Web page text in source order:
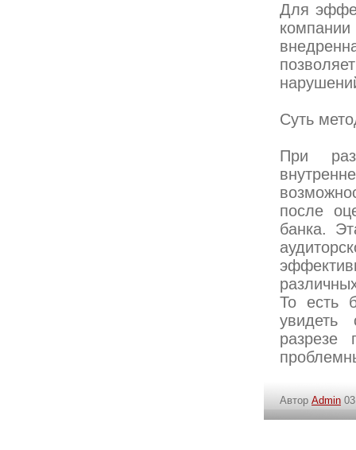
Для
Суть
При
после
банка.
То есть
увидеть
разрезе
Автор Admin